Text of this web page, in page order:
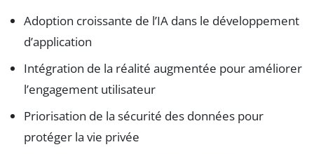
Adoption croissante de l’IA dans le développement
d’application
Intégration de la réalité augmentée pour améliorer
l’engagement utilisateur
Priorisation de la sécurité des données pour
protéger la vie privée